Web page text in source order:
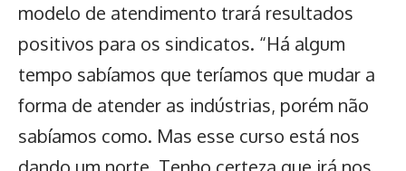
modelo de atendimento trará resultados
positivos para os sindicatos. “Há algum
tempo sabíamos que teríamos que mudar a
forma de atender as indústrias, porém não
sabíamos como. Mas esse curso está nos